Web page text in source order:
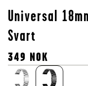
Universal
Svart
349 NOK